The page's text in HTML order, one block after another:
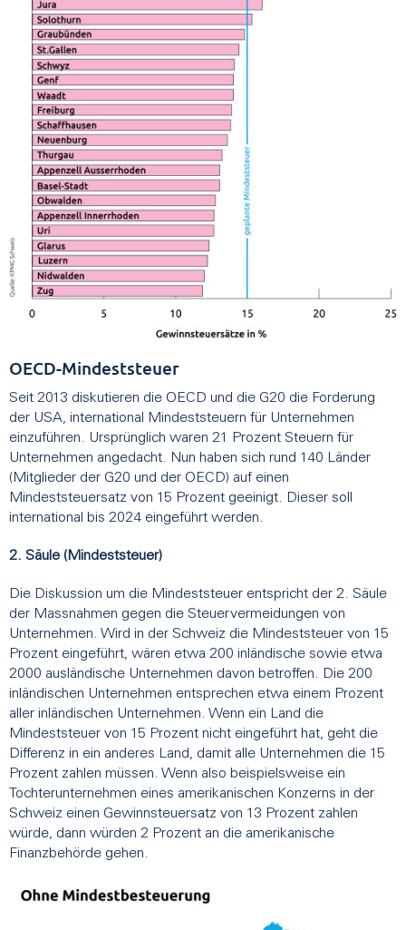
OECD-Mindeststeuer
Seit 2013 diskutieren die OECD und die G20 die Forderung
der USA, international Mindeststeuern für Unternehmen
einzuführen. Ursprünglich waren 21 Prozent Steuern für
Unternehmen angedacht. Nun haben sich rund 140 Länder
(Mitglieder der G20 und der OECD) auf einen
Mindeststeuersatz von 15 Prozent geeinigt. Dieser soll
international bis 2024 eingeführt werden.
2. Säule (Mindeststeuer)
Die Diskussion um die Mindeststeuer entspricht der 2. Säule
der Massnahmen gegen die Steuervermeidungen von
Unternehmen. Wird in der Schweiz die Mindeststeuer von 15
Prozent eingeführt, wären etwa 200 inländische sowie etwa
2000 ausländische Unternehmen davon betroffen. Die 200
inländischen Unternehmen entsprechen etwa einem Prozent
aller inländischen Unternehmen. Wenn ein Land die
Mindeststeuer von 15 Prozent nicht eingeführt hat, geht die
Differenz in ein anderes Land, damit alle Unternehmen die 15
Prozent zahlen müssen. Wenn also beispielsweise ein
Tochterunternehmen eines amerikanischen Konzerns in der
Schweiz einen Gewinnsteuersatz von 13 Prozent zahlen
würde, dann würden 2 Prozent an die amerikanische
Finanzbehörde gehen.